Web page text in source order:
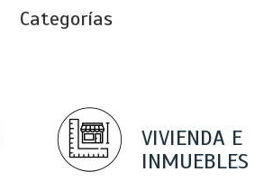
Categorías
VIVIENDA E
INMUEBLES